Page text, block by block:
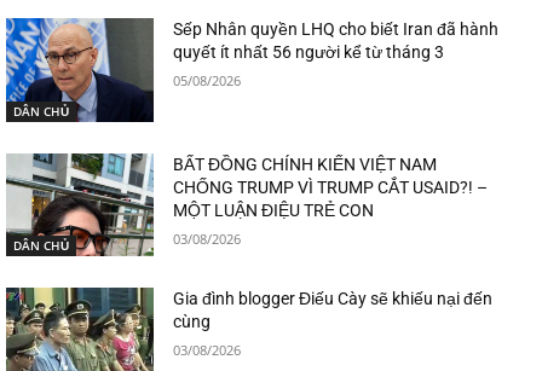
DÂN CHỦ
Sếp Nhân quyền LHQ cho biết Iran đã hành
quyết ít nhất 56 người kể từ tháng 3
05/08/2026
DÂN CHỦ
BẤT ĐỒNG CHÍNH KIẾN VIỆT NAM
CHỐNG TRUMP VÌ TRUMP CẮT USAID?! –
MỘT LUẬN ĐIỆU TRẺ CON
03/08/2026
Gia đình blogger Điếu Cày sẽ khiếu nại đến
cùng
03/08/2026